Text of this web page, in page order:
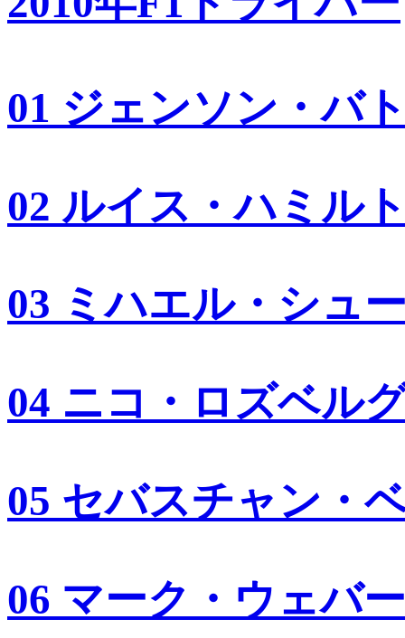
01 ジェンソン・バ
02 ルイス・ハミル
03 ミハエル・シュ
04 ニコ・ロズベル
05 セバスチャン・
06 マーク・ウェバー